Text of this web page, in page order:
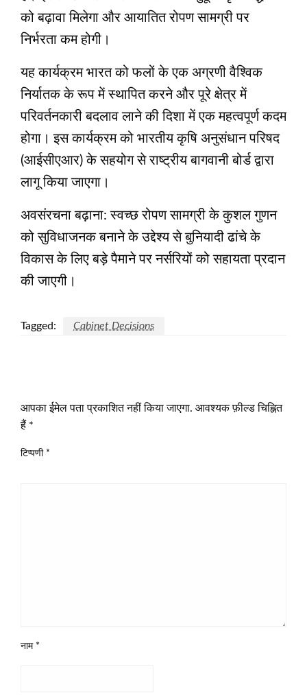
को बढ़ावा मिलेगा और आयातित रोपण सामग्री पर
निर्भरता कम होगी।
यह कार्यक्रम भारत को फलों के एक अग्रणी वैश्विक
निर्यातक के रूप में स्थापित करने और पूरे क्षेत्र में
परिवर्तनकारी बदलाव लाने की दिशा में एक महत्वपूर्ण कदम
होगा। इस कार्यक्रम को भारतीय कृषि अनुसंधान परिषद
(आईसीएआर) के सहयोग से राष्ट्रीय बागवानी बोर्ड द्वारा
लागू किया जाएगा।
अवसंरचना बढ़ाना: स्वच्छ रोपण सामग्री के कुशल गुणन
को सुविधाजनक बनाने के उद्देश्य से बुनियादी ढांचे के
विकास के लिए बड़े पैमाने पर नर्सरियों को सहायता प्रदान
की जाएगी।
Tagged: Cabinet Decisions
आपका ईमेल पता प्रकाशित नहीं किया जाएगा. आवश्यक फ़ील्ड चिह्नित
हैं *
टिप्पणी *
नाम *